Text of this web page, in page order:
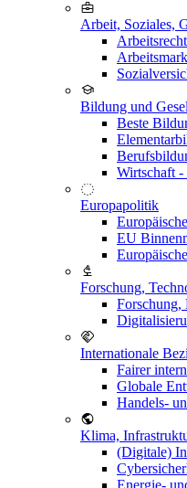
Arbeit, Soziales,
Bildung und
Beste
Wirtschaft
Europapolitik
EU
Forschung,
Internationale
Fairer
Globale
Handels-
Klima,
(Digitale)
Energie-